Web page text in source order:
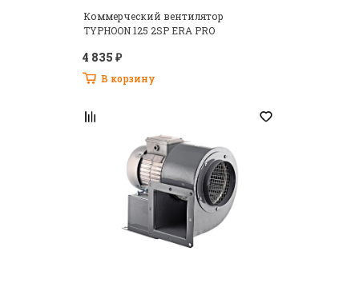
Коммерческий вентилятор
TYPHOON 125 2SP ERA PRO
4 835 ₽
В корзину